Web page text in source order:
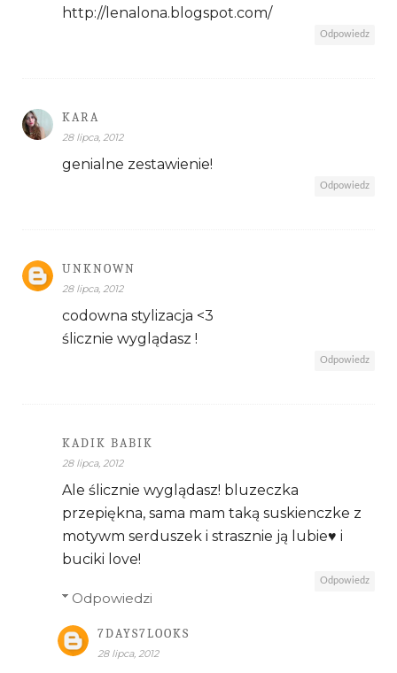
http://lenalona.blogspot.com/
Odpowiedz
KARA
28 lipca, 2012
genialne zestawienie!
Odpowiedz
UNKNOWN
28 lipca, 2012
codowna stylizacja <3
ślicznie wyglądasz !
Odpowiedz
KADIK BABIK
28 lipca, 2012
Ale ślicznie wyglądasz! bluzeczka
przepiękna, sama mam taką suskienczke z
motywm serduszek i strasznie ją lubie♥ i
buciki love!
Odpowiedz
Odpowiedzi
7DAYS7LOOKS
28 lipca, 2012